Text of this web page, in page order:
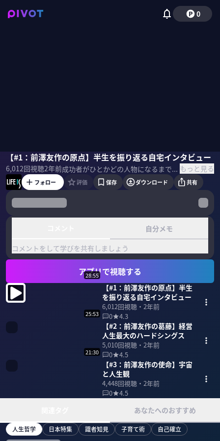
0
【#1：前澤友作の原点】半生を振り返る自宅インタビュー
6,012回視聴2年前 成功者がひとかどの人物になるまでの道のり聞く「現代版の偉人伝」。初回のゲストは前澤友作氏。美術館のような自宅で経営者としての原点を聞いた。ホストは経営層の人物評価が専門の小野壮彦氏。 ＜ゲスト＞ 前澤友作｜実業家 1975年千葉県生まれ。早稲田実業学校高等部を卒業後、渡米をきっかけに輸入CD・レコードのカタログ販売を開始。1998年スタート・トゥデイ（現・ZOZO）を設立し、2004年にファッション通販サイト「ZOZOTOWN」を開設。2007年に東証マザーズ上場（3092）、2012年に東証第一部上場。2019年にヤフー株式会社との資本業務提携を発表すると同時に、ZOZOのCEOを退任。2021年日本の民間人として初めて国際宇宙ステーションに渡航・滞在。2024年3月カブ＆ピース設立、今夏サービスローンチ予定。 もっと見る
前澤友作小野壮彦
フォロー 評価 保存 ダウンロード 共有
自分メモ
コメントをして学びを共有しましょう
アプリで視聴する
28:55
【#1：前澤友作の原点】半生
を振り返る自宅インタビュー
6,012回視聴・ 2年前
0
4.3
25:53
【#2：前澤友作の葛藤】経営
人生最大のハードシングス
5,010回視聴・ 2年前
0
4.5
21:30
【#3：前澤友作の使命】宇宙
と人生観
4,448回視聴・ 2年前
0
4.5
あなたへのおすすめ
人生哲学 日本特集 識者知見 子育て術 自己確立